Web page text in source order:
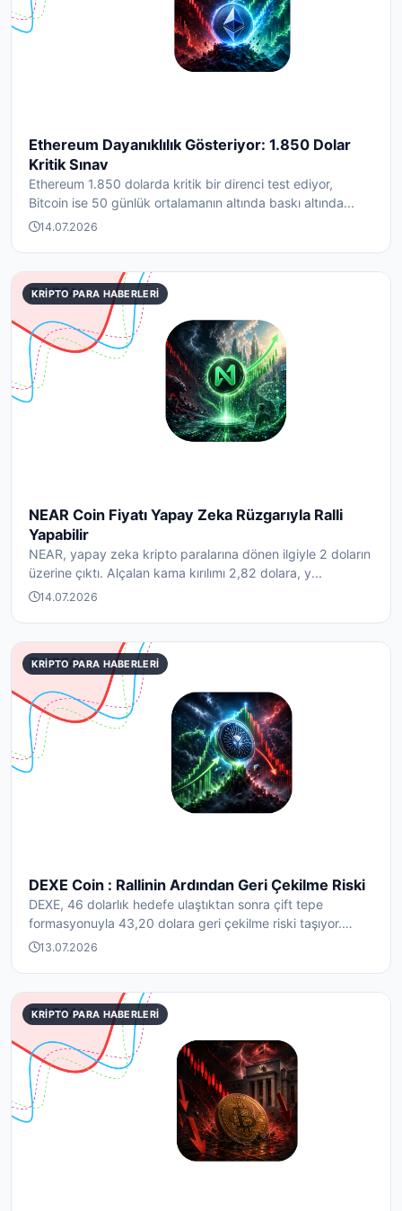
Ethereum Dayanıklılık Gösteriyor: 1.850 Dolar
Kritik Sınav
Ethereum 1.850 dolarda kritik bir direnci test ediyor,
Bitcoin ise 50 günlük ortalamanın altında baskı altında...
14.07.2026
KRIPTO PARA HABERLERI
NEAR Coin Fiyatı Yapay Zeka Rüzgarıyla Ralli
Yapabilir
NEAR, yapay zeka kripto paralarına dönen ilgiyle 2 doların
üzerine çıktı. Alçalan kama kırılımı 2,82 dolara, y...
14.07.2026
KRIPTO PARA HABERLERI
DEXE Coin : Rallinin Ardından Geri Çekilme Riski
DEXE, 46 dolarlık hedefe ulaştıktan sonra çift tepe
formasyonuyla 43,20 dolara geri çekilme riski taşıyor.
Tas...
13.07.2026
KRIPTO PARA HABERLERI